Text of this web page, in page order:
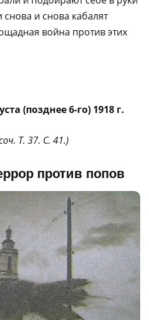
и снова кабалят
война против этих
(позднее 6-го) 1918 г.
Т. 37. С. 41.)
против попов